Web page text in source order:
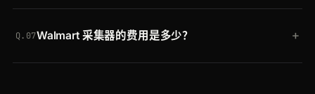
JSON。如果你更愿意自行解析，也可以请求原始
Q.07Walmart 采集器的费用是多少？ +